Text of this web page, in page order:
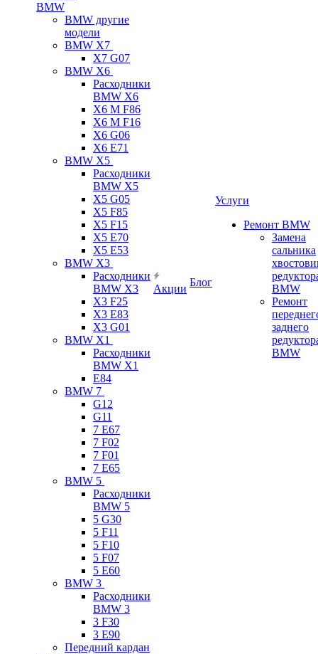
BMW
BMW другие
модели
BMW X7
X7 G07
BMW X6
Расходники
BMW X6
X6 M F86
X6 M F16
X6 G06
X6 E71
BMW X5
Расходники
BMW X5
X5 G05
X5 F85
X5 F15
X5 E70
X5 E53
BMW X3
Расходники
BMW X3
X3 F25
X3 E83
X3 G01
BMW X1
Расходники
BMW X1
E84
BMW 7
G12
G11
7 Е67
7 F02
7 F01
7 E65
BMW 5
Расходники
BMW 5
5 G30
5 F11
5 F10
5 F07
5 E60
BMW 3
Расходники
BMW 3
3 F30
3 E90
Передний кардан
Акции
Блог
Услуги
Ремонт BMW
Замена
сальника
BMW
Ремонт
заднего
BMW